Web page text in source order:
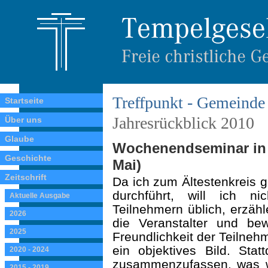
Startseite
Über uns
Glaube
Geschichte
Zeitschrift
Aktuelle Ausgabe
2026
2025
2020 - 2024
Treffpunkt -
Jahresrückblick 2010
Wochenendseminar
Mai)
Da ich zum Ältestenkreis
durchführt, will ich
Teilnehmern üblich,
die Veranstalter und
Freundlichkeit der
ein objektives Bild.
zusammenzufassen,